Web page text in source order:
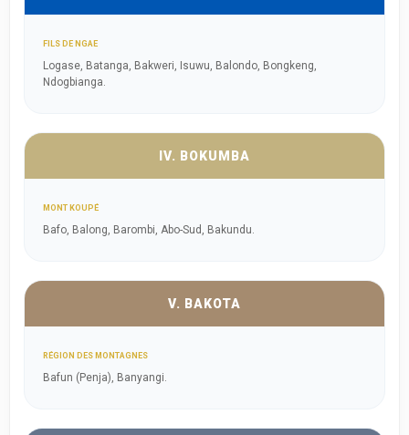
FILS DE NGAE
Logase, Batanga, Bakweri, Isuwu, Balondo, Bongkeng,
Ndogbianga.
IV. BOKUMBA
MONT KOUPÉ
Bafo, Balong, Barombi, Abo-Sud, Bakundu.
V. BAKOTA
RÉGION DES MONTAGNES
Bafun (Penja), Banyangi.